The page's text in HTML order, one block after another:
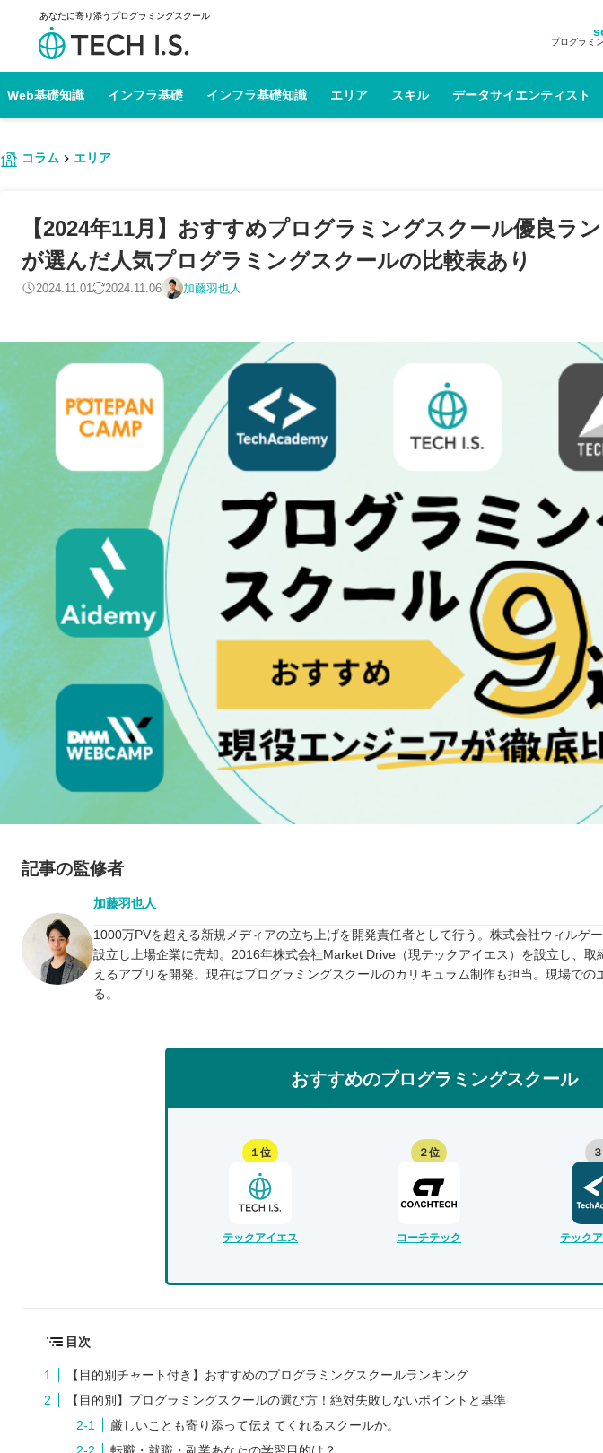
あなたに寄り添うプログラミングスクール
プログラミ
Web基礎知識 インフラ基礎 インフラ基礎知識 エリア スキル データサイエンティスト
コラム エリア
【2024年11月】おすすめプログラミングスクール優良ラ
が選んだ人気プログラミングスクールの比較表あり
2024.11.01 2024.11.06 加藤羽也人
記事の監修者
加藤羽也人
1000万PVを超える新規メディアの立ち上げを開発責任者として行う。株式会社ウィルゲ
設立し上場企業に売却。2016年株式会社Market Drive（現テックアイエス）を設立し、
えるアプリを開発。現在はプログラミングスクールのカリキュラム制作も担当。現場で
る。
おすすめのプログラミングスクール
１位
テックアイエス
２位
コーチテック テック
目次
【目的別チャート付き】おすすめのプログラミングスクールランキング
【目的別】プログラミングスクールの選び方！絶対失敗しないポイントと基準
厳しいことも寄り添って伝えてくれるスクールか。
転職・就職・副業あなたの学習目的は？